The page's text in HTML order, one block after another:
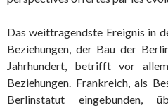
Das weittragendste Ereignis in
Beziehungen, der Bau der
Jahrhundert, betrifft vor
Beziehungen. Frankreich, als
Berlinstatut eingebunden,